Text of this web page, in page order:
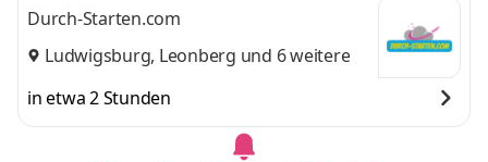
Durch-Starten.com
Ludwigsburg, Leonberg und 6 weitere
in etwa 2 Stunden